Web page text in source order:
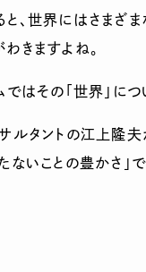
、世界にはさまざま
きますよね。
ではその「世界」につ
ルタントの江上隆夫
ないことの豊かさ」